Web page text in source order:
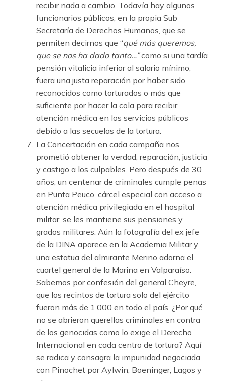
recibir nada a cambio. Todavía hay algunos
funcionarios públicos, en la propia Sub
Secretaría de Derechos Humanos, que se
permiten decirnos que “qué más queremos,
que se nos ha dado tanto…”como si una tardía
pensión vitalicia inferior al salario mínimo,
fuera una justa reparación por haber sido
reconocidos como torturados o más que
suficiente por hacer la cola para recibir
atención médica en los servicios públicos
debido a las secuelas de la tortura.
La Concertación en cada campaña nos
prometió obtener la verdad, reparación, justicia
y castigo a los culpables. Pero después de 30
años, un centenar de criminales cumple penas
en Punta Peuco, cárcel especial con acceso a
atención médica privilegiada en el hospital
militar, se les mantiene sus pensiones y
grados militares. Aún la fotografía del ex jefe
de la DINA aparece en la Academia Militar y
una estatua del almirante Merino adorna el
cuartel general de la Marina en Valparaíso.
Sabemos por confesión del general Cheyre,
que los recintos de tortura solo del ejército
fueron más de 1.000 en todo el país. ¿Por qué
no se abrieron querellas criminales en contra
de los genocidas como lo exige el Derecho
Internacional en cada centro de tortura? Aquí
se radica y consagra la impunidad negociada
con Pinochet por Aylwin, Boeninger, Lagos y